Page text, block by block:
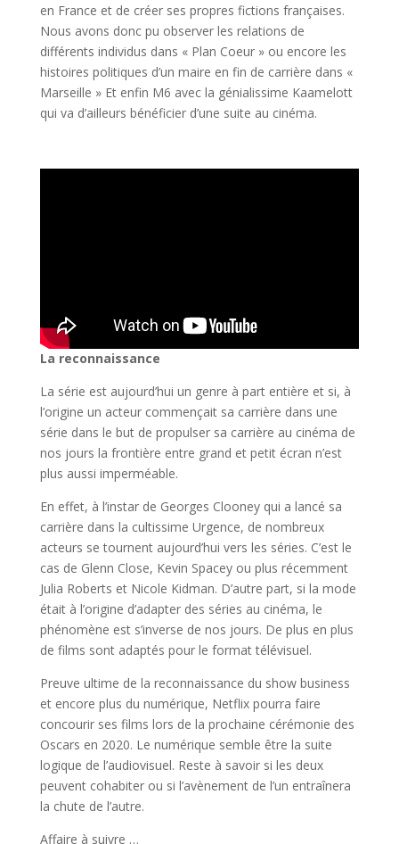
en France et de créer ses propres fictions françaises.
Nous avons donc pu observer les relations de
différents individus dans « Plan Coeur » ou encore les
histoires politiques d’un maire en fin de carrière dans «
Marseille » Et enfin M6 avec la génialissime Kaamelott
qui va d’ailleurs bénéficier d’une suite au cinéma.
La reconnaissance
La série est aujourd’hui un genre à part entière et si, à
l’origine un acteur commençait sa carrière dans une
série dans le but de propulser sa carrière au cinéma de
nos jours la frontière entre grand et petit écran n’est
plus aussi imperméable.
En effet, à l’instar de Georges Clooney qui a lancé sa
carrière dans la cultissime Urgence, de nombreux
acteurs se tournent aujourd’hui vers les séries. C’est le
cas de Glenn Close, Kevin Spacey ou plus récemment
Julia Roberts et Nicole Kidman. D’autre part, si la mode
était à l’origine d’adapter des séries au cinéma, le
phénomène est s’inverse de nos jours. De plus en plus
de films sont adaptés pour le format télévisuel.
Preuve ultime de la reconnaissance du show business
et encore plus du numérique, Netflix pourra faire
concourir ses films lors de la prochaine cérémonie des
Oscars en 2020. Le numérique semble être la suite
logique de l’audiovisuel. Reste à savoir si les deux
peuvent cohabiter ou si l’avènement de l’un entraînera
la chute de l’autre.
Affaire à suivre …